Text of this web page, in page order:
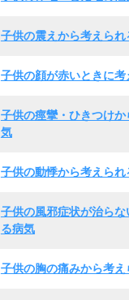
子供の震えから考えら
子供の顔が赤いときに
子供の痙攣・ひきつけ
気
子供の動悸から考えられ
子供の風邪症状が治ら
る病気
子供の胸の痛みから考え